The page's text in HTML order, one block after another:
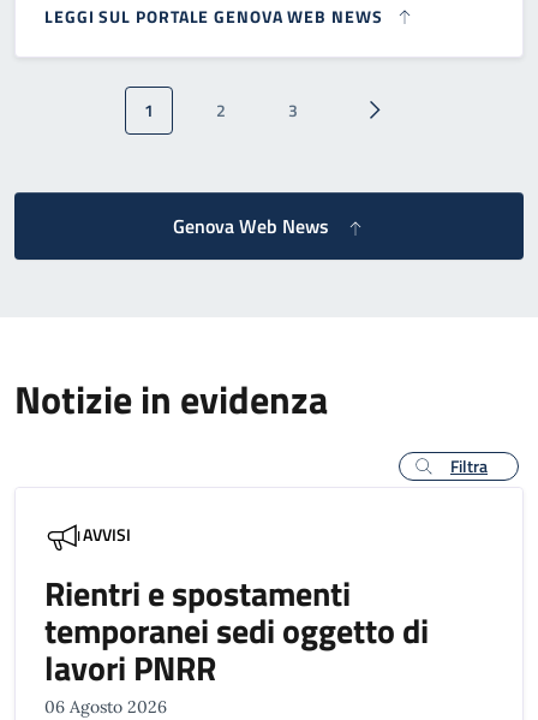
LEGGI SUL PORTALE GENOVA WEB NEWS
Paginazione
Pagina attuale
1 Pagina
2 Pagina
3 Pagina successiva
Genova Web News
Notizie in evidenza
Filtra
AVVISI
Rientri e spostamenti
temporanei sedi oggetto di
lavori PNRR
06 Agosto 2026